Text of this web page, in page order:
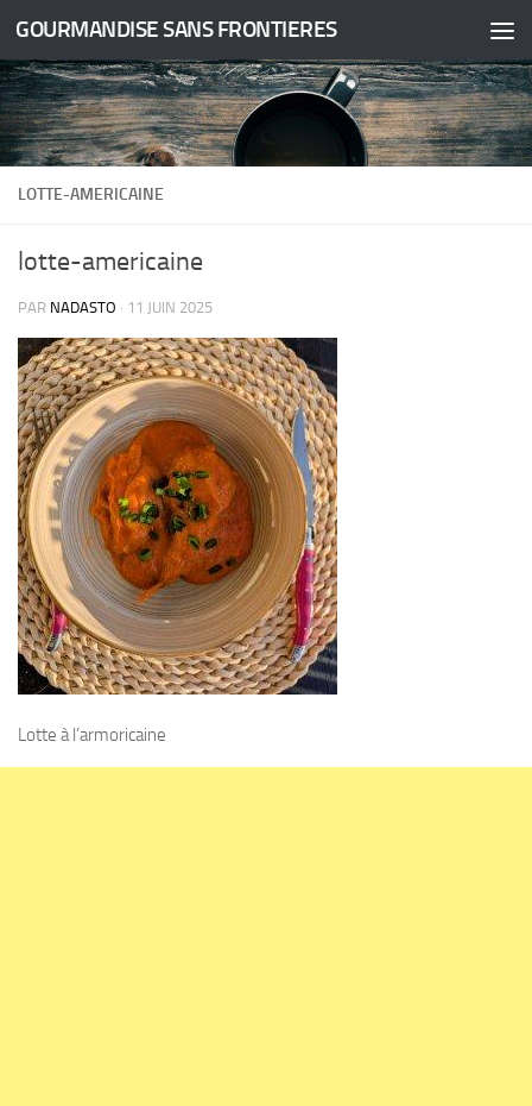
Skip to content
GOURMANDISE SANS FRONTIERES
LOTTE-AMERICAINE
lotte-americaine
PAR NADASTO · 11 JUIN 2025
Lotte à l’armoricaine